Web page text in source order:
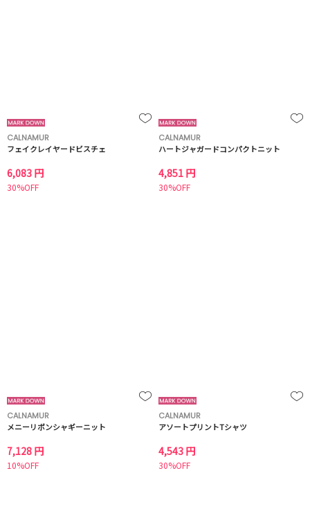
CALNAMUR
フェイクレイヤードビスチェ
6,083 円
30%OFF
CALNAMUR
ハートジャガードコンパクトニット
4,851 円
30%OFF
CALNAMUR
メニーリボンシャギーニット
7,128 円
10%OFF
CALNAMUR
アソートプリントTシャツ
4,543 円
30%OFF